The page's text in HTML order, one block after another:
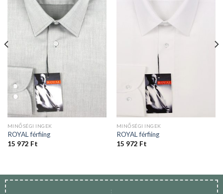
MINŐSÉGI INGEK
ROYAL férfiing
15 972 Ft
MINŐSÉGI INGEK
ROYAL férfiing
15 972 Ft